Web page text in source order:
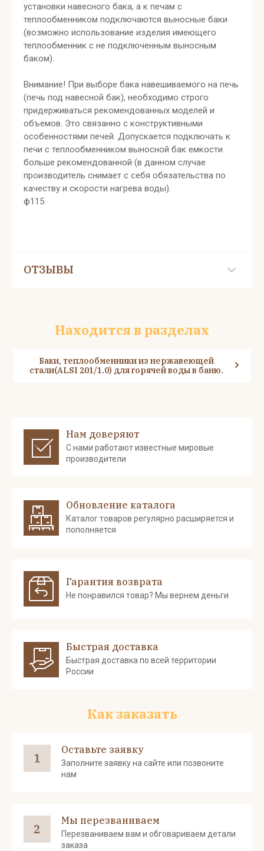
установки навесного бака, а к печам с
теплообменником подключаются выносные баки
(возможно использование изделия имеющего
теплообменник с не подключенным выносным
баком).
Внимание! При выборе бака навешиваемого на печь
(печь под навесной бак), необходимо строго
придерживаться рекомендованных моделей и
объемов. Это связанно с конструктивными
особенностями печей. Допускается подключать к
печи с теплообменником выносной бак емкости
больше рекомендованной (в данном случае
производитель снимает с себя обязательства по
качеству и скорости нагрева воды).
ф115
ОТЗЫВЫ
Находится в разделах
Баки, теплообменники из нержавеющей
стали(ALSI 201/1.0) для горячей воды в баню.
Нам доверяют
С нами работают известные мировые
производители
Обновление каталога
Каталог товаров регулярно расширяется и
пополняется
Гарантия возврата
Не понравился товар? Мы вернем деньги
Быстрая доставка
Быстрая доставка по всей территории
России
Как заказать
1
Оставьте заявку
Заполните заявку на сайте или позвоните
нам
2
Мы перезваниваем
Перезваниваем вам и обговариваем детали
заказа